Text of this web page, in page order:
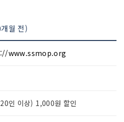
월 전)
www.ssmop.org
인 이상) 1,000원 할인